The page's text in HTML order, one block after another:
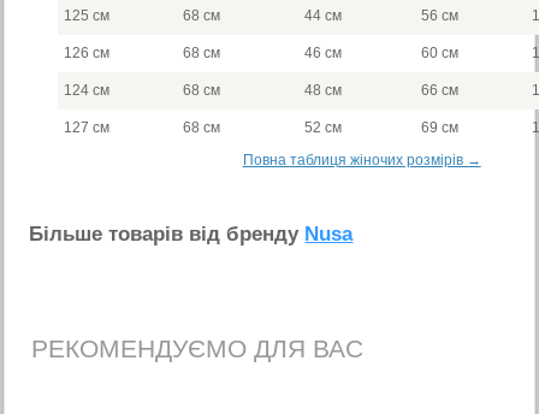
125 см 68 см 44 см 56 см
126 см 68 см 46 см 60 см
124 см 68 см 48 см 66 см
127 см 68 см 52 см 69 см
Повна таблиця жіночих розмірів →
Бiльше товарiв вiд бренду Nusa
РЕКОМЕНДУЄМО ДЛЯ ВАС